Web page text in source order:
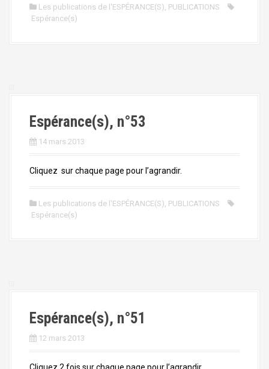
Les publications de l'ESPÉRANCE(S) PUBLICATIONS
Espérance(s)
Espérance(s), n°53
14 mars 2013
Cliquez sur chaque page pour l’agrandir.
Les publications de l'ESPÉRANCE(S) PUBLICATIONS
Espérance(s)
Espérance(s), n°51
12 mars 2013